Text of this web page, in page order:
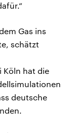
Gas ins
schätzt
Köln hat die
deutsche